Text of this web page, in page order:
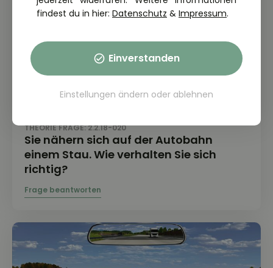
THEORIE FRAGE: 2.2.18-020
Sie nähern sich auf der Autobahn
einem Stau. Wie verhalten Sie sich
richtig?
findest du in hier: Datenschutz & Impressum.
Einverstanden
Einstellungen ändern oder ablehnen